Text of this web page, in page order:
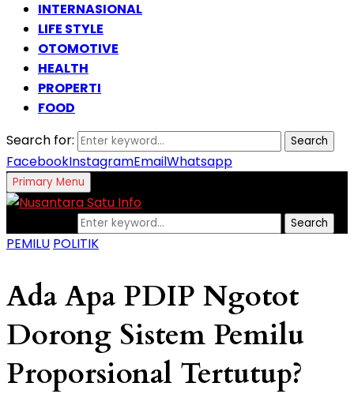
INTERNASIONAL
LIFE STYLE
OTOMOTIVE
HEALTH
PROPERTI
FOOD
Search for:
Search
FacebookInstagramEmailWhatsapp
Primary Menu
Search
PEMILU POLITIK
Ada Apa PDIP Ngotot
Dorong Sistem Pemilu
Proporsional Tertutup?